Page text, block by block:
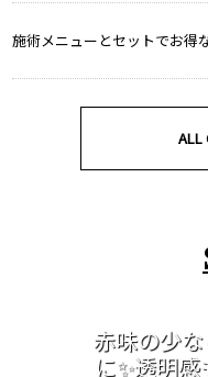
施術メニューとセットでお得
ALL
赤味の少
に✨透明